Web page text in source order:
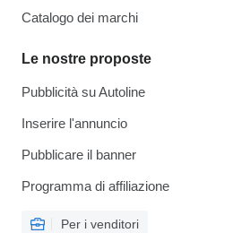
Catalogo dei marchi
Le nostre proposte
Pubblicità su Autoline
Inserire l'annuncio
Pubblicare il banner
Programma di affiliazione
Per i venditori